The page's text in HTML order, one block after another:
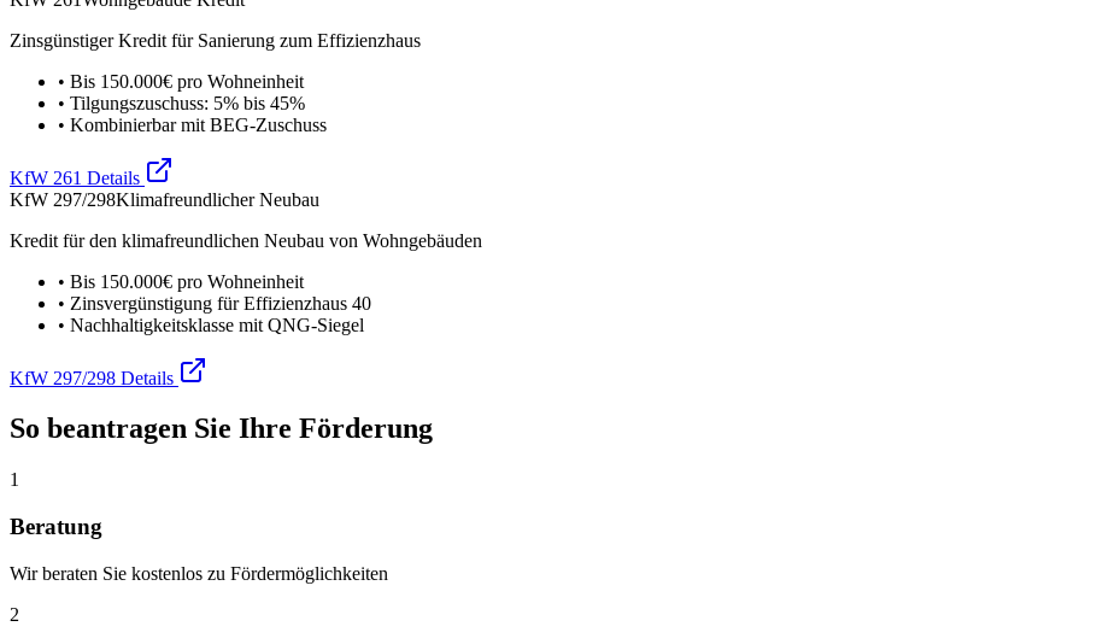
Zinsgünstiger Kredit für Sanierung zum Effizienzhaus
• Bis 150.000€ pro Wohneinheit
• Tilgungszuschuss: 5% bis 45%
• Kombinierbar mit BEG-Zuschuss
KfW 261 Details
KfW 297/298Klimafreundlicher Neubau
Kredit für den klimafreundlichen Neubau von Wohngebäuden
• Bis 150.000€ pro Wohneinheit
• Zinsvergünstigung für Effizienzhaus 40
• Nachhaltigkeitsklasse mit QNG-Siegel
KfW 297/298 Details
So beantragen Sie Ihre Förderung
1
Beratung
Wir beraten Sie kostenlos zu Fördermöglichkeiten
2